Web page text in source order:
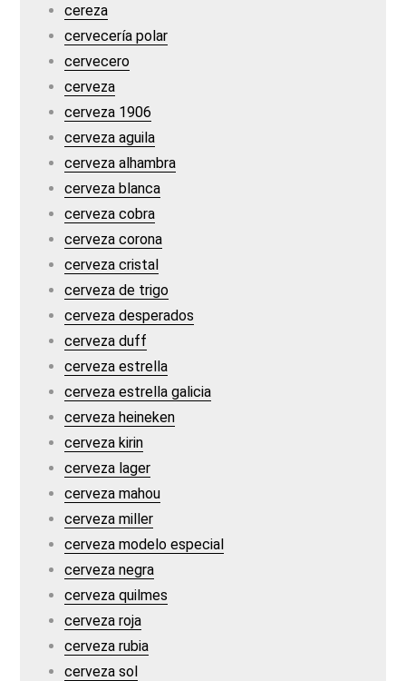
cereza
cervecería polar
cervecero
cerveza
cerveza 1906
cerveza aguila
cerveza alhambra
cerveza blanca
cerveza cobra
cerveza corona
cerveza cristal
cerveza de trigo
cerveza desperados
cerveza duff
cerveza estrella
cerveza estrella galicia
cerveza heineken
cerveza kirin
cerveza lager
cerveza mahou
cerveza miller
cerveza modelo especial
cerveza negra
cerveza quilmes
cerveza roja
cerveza rubia
cerveza sol